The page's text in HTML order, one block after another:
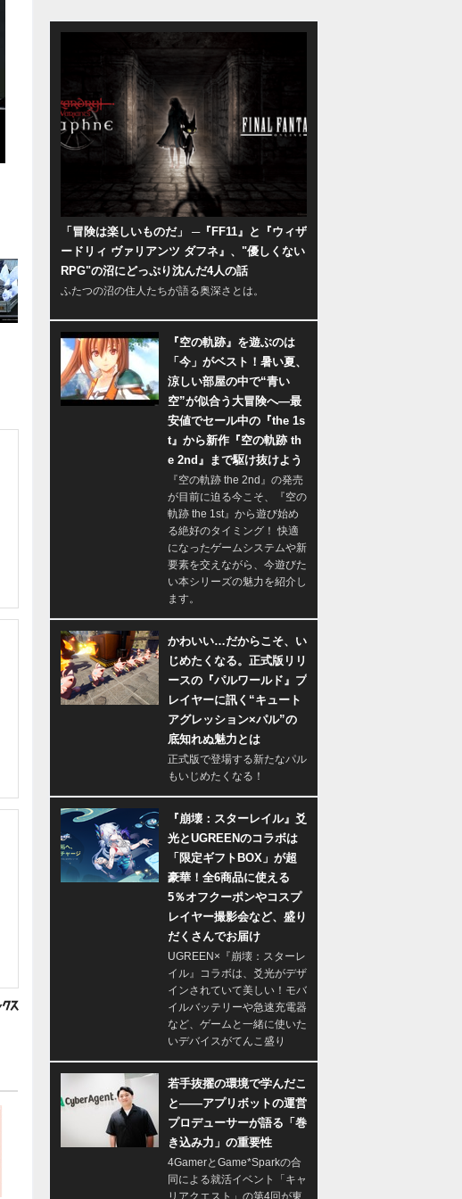
「冒険は楽しいものだ」 ─『FF11』と『ウィザ
ードリィ ヴァリアンツ ダフネ』、"優しくない
RPG"の沼にどっぷり沈んだ4人の話
ふたつの沼の住人たちが語る奥深さとは。
『空の軌跡』を遊ぶのは
「今」がベスト！暑い夏、
涼しい部屋の中で“青い
空”が似合う大冒険へ―最
安値でセール中の『the 1s
t』から新作『空の軌跡 th
e 2nd』まで駆け抜けよう
『空の軌跡 the 2nd』の発売
が目前に迫る今こそ、『空の
軌跡 the 1st』から遊び始め
る絶好のタイミング！ 快適
になったゲームシステムや新
要素を交えながら、今遊びた
い本シリーズの魅力を紹介し
ます。
かわいい…だからこそ、い
じめたくなる。正式版リリ
ースの『パルワールド』プ
レイヤーに訊く“キュート
アグレッション×パル”の
底知れぬ魅力とは
正式版で登場する新たなパル
もいじめたくなる！
『崩壊：スターレイル』爻
光とUGREENのコラボは
「限定ギフトBOX」が超
豪華！全6商品に使える
5％オフクーポンやコスプ
レイヤー撮影会など、盛り
だくさんでお届け
UGREEN×『崩壊：スターレ
イル』コラボは、爻光がデザ
インされていて美しい！モバ
イルバッテリーや急速充電器
など、ゲームと一緒に使いた
いデバイスがてんこ盛り
若手抜擢の環境で学んだこ
と――アプリボットの運営
プロデューサーが語る「巻
き込み力」の重要性
4GamerとGame*Sparkの合
同による就活イベント「キャ
リアクエスト」の第4回が東